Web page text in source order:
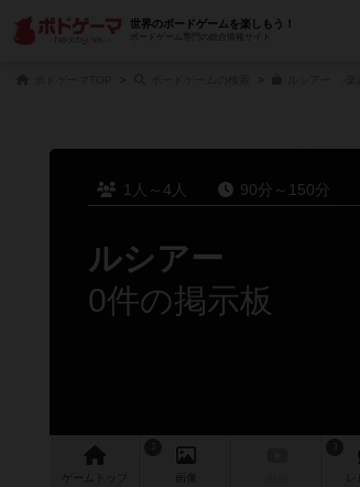
世界のボードゲームを楽しもう！
ボードゲーム専門の総合情報サイト
1人～4人 90分～150分
ルシアー
0件の掲示板
ゲーム 画像